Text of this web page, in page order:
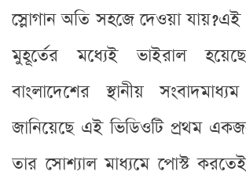
স্লোগান অতি সহজে দেওয়া যায়?এই
মুহূর্তের মধ্যেই ভাইরাল হয়েছে
বাংলাদেশের স্থানীয়
জানিয়েছে এই ভিডিওটি প্রথম একজন
তার সোশ্যাল মাধ্যমে পোস্ট